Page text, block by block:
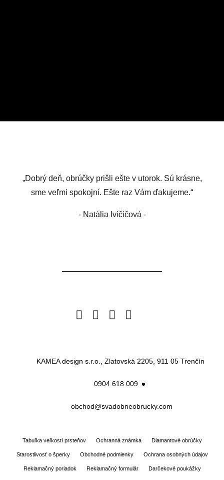
„Dobrý deň, obrúčky prišli ešte v utorok. Sú krásne,
sme veľmi spokojní. Ešte raz Vám ďakujeme.“
- Natália Ivičičová -
FacebookInstagramPinterest
KAMEA design s.r.o., Zlatovská 2205, 911 05 Trenčín
0904 618 009
obchod@svadobneobrucky.com
Tabuľka veľkostí prsteňov Ochranná známka Diamantové obrúčky
Starostlivosť o šperky Obchodné podmienky Ochrana osobných údajov
Reklamačný poriadok Reklamačný formulár Darčekové poukážky